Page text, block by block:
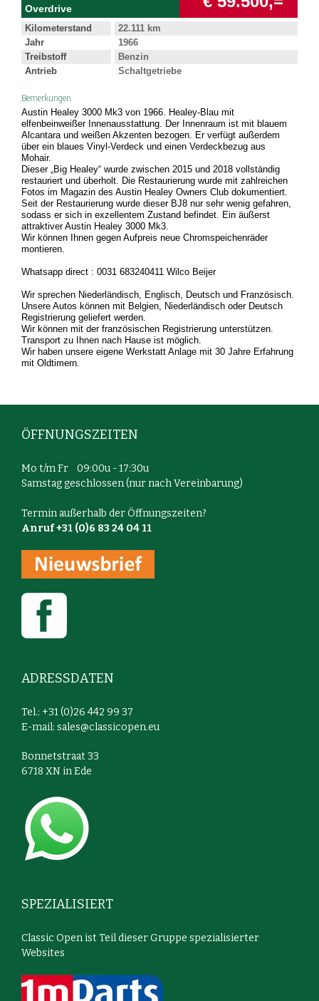
Overdrive
Kilometerstand
22.111 km
Jahr
1966
Treibstoff
Benzin
Antrieb
Schaltgetriebe
Bemerkungen
Austin Healey 3000 Mk3 von 1966. Healey-Blau mit
elfenbeinweißer Innenausstattung. Der Innenraum ist mit blauem
Alcantara und weißen Akzenten bezogen. Er verfügt außerdem
über ein blaues Vinyl-Verdeck und einen Verdeckbezug aus
Mohair.
Dieser „Big Healey“ wurde zwischen 2015 und 2018 vollständig
restauriert und überholt. Die Restaurierung wurde mit zahlreichen
Fotos im Magazin des Austin Healey Owners Club dokumentiert.
Seit der Restaurierung wurde dieser BJ8 nur sehr wenig gefahren,
sodass er sich in exzellentem Zustand befindet. Ein äußerst
attraktiver Austin Healey 3000 Mk3.
Wir können Ihnen gegen Aufpreis neue Chromspeichenräder
montieren.
Whatsapp direct : 0031 683240411 Wilco Beijer
Wir sprechen Niederländisch, Englisch, Deutsch und Französisch.
Unsere Autos können mit Belgien, Niederländisch oder Deutsch
Registrierung geliefert werden.
Wir können mit der französischen Registrierung unterstützen.
Transport zu Ihnen nach Hause ist möglich.
Wir haben unsere eigene Werkstatt Anlage mit 30 Jahre Erfahrung
mit Oldtimern.
ÖFFNUNGSZEITEN
Mo t/m Fr 09:00u - 17:30u
Samstag geschlossen (nur nach Vereinbarung)
Termin außerhalb der Öffnungszeiten?
Anruf +31 (0)6 83 24 04 11
ADRESSDATEN
Tel.: +31 (0)26 442 99 37
E-mail: sales@classicopen.eu
Bonnetstraat 33
6718 XN in Ede
SPEZIALISIERT
Classic Open ist Teil dieser Gruppe spezialisierter
Websites